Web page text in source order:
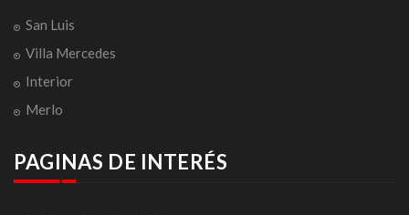
San Luis
Villa Mercedes
Interior
Merlo
PAGINAS DE INTERÉS